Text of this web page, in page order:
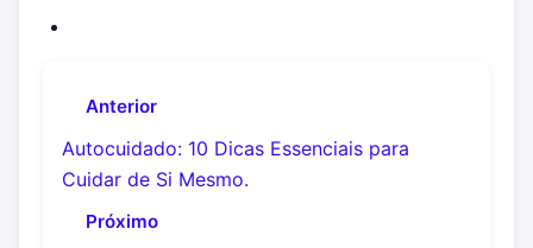
Anterior
Autocuidado: 10 Dicas Essenciais para
Cuidar de Si Mesmo.
Próximo